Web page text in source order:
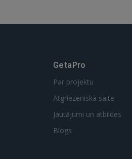
GetaPro
Par projektu
Atgriezeniskā saite
Jautājumi un atbildes
Blogs